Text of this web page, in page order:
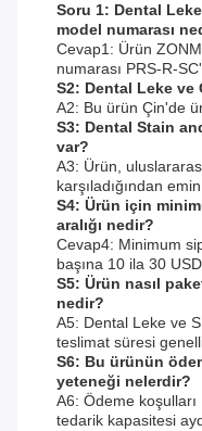
Soru 1: Dental
model numarası
Cevap1: Ürün
numarası PRS-R-
S2: Dental Leke ve
A2: Bu ürün Çin'de
S3: Dental Stain
var?
A3: Ürün,
karşıladığından
S4: Ürün için
aralığı nedir?
Cevap4: Minimum
başına 10 ila 30
S5: Ürün nasıl
nedir?
A5: Dental Leke ve
teslimat süresi
S6: Bu ürünün
yeteneği nelerdir?
A6: Ödeme
tedarik kapasitesi